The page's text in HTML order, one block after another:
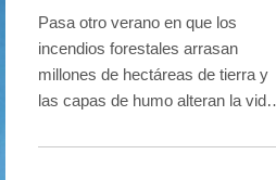
forestales
Pasa otro verano en que los
incendios forestales arrasan
millones de hectáreas de tierra y
las capas de humo alteran la vida
mayor extensión del continente